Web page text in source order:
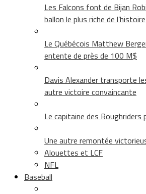
Les Falcons font de Bijan
ballon le plus riche de l’histoire
Le Québécois Matthew
entente de près de 100 M$
Davis Alexander transporte
autre victoire convaincante
Le capitaine des Roughriders
Une autre remontée
Alouettes et LCF
NFL
Baseball